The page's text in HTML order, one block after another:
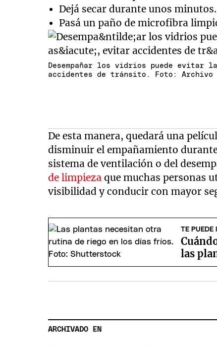
Dejá secar durante unos minutos.
Pasá un paño de microfibra
Desempañar los vidrios puede
accidentes de tránsito. Foto: Archivo
De esta manera, quedará una
disminuir el empañamiento
sistema de ventilación o del
de limpieza que muchas personas
visibilidad y conducir con mayor
TE PUEDE
las
ARCHIVADO EN